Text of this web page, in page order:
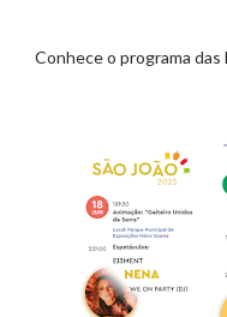
Conhece o programa das